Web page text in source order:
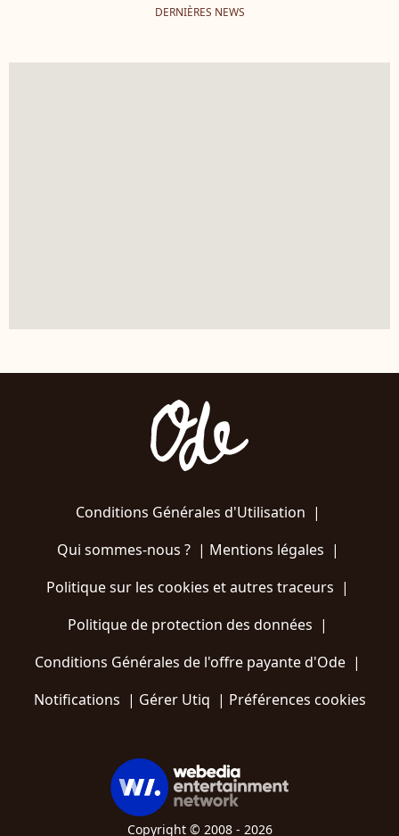
DERNIÈRES NEWS
Conditions Générales d'Utilisation |
Qui sommes-nous ?| Mentions légales |
Politique sur les cookies et autres traceurs |
Politique de protection des données |
Conditions Générales de l'offre payante d'Ode |
Notifications | Gérer Utiq | Préférences cookies
Copyright © 2008 - 2026